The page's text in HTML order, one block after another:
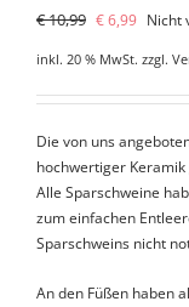
€10,99
war:
€ 10,99
€6,99
ist:
€ 6,99.
Nicht
inkl. 20 % MwSt. zzgl.
Die von uns
hochwertiger
Alle Sparschweine
zum einfachen
Sparschweins nicht
An den Füßen haben